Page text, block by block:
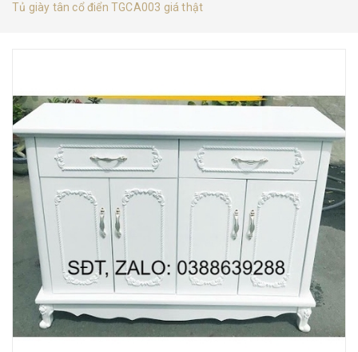
Tủ giày tân cổ điển TGCA003 giá thật